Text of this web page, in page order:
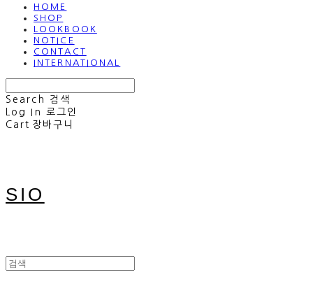
HOME
SHOP
LOOKBOOK
NOTICE
CONTACT
INTERNATIONAL
Search
검색
Log In
로그인
Cart 장바구니
SIO